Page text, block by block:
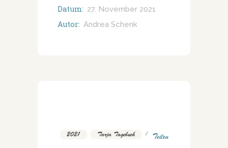
Datum: 27. November 2021
Autor: Andrea Schenk
2021 Tarja Tagebuch Teilen